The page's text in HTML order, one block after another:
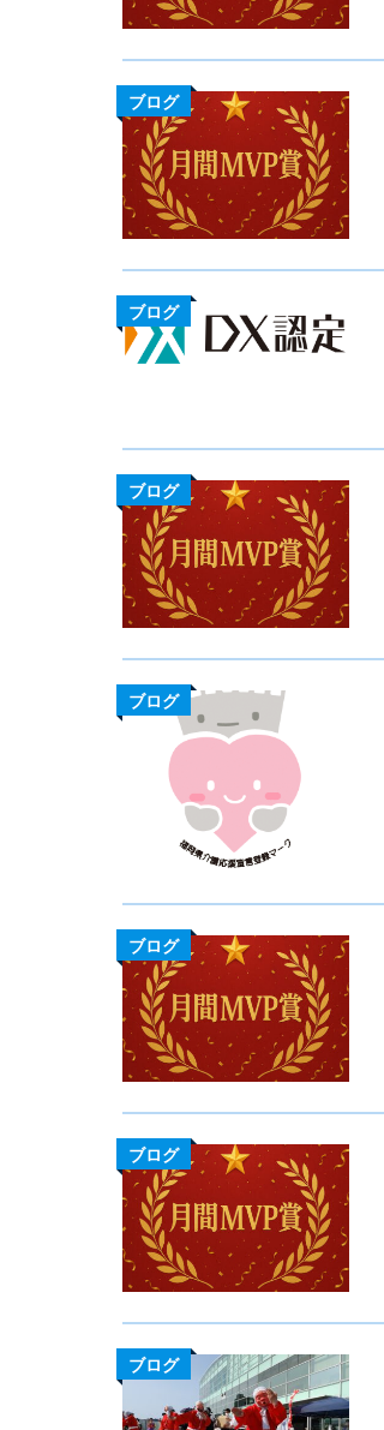
ブログ
ブログ
ブログ
ブログ
ブログ
ブログ
ブログ